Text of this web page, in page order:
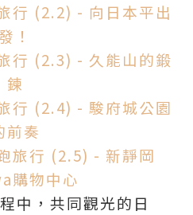
行 (2.2) - 向日本平出
發！
行 (2.3) - 久能山的鍛
鍊
行 (2.4) - 駿府城公園
前奏
旅行 (2.5) - 新靜岡
購物中心
中，共同觀光的日